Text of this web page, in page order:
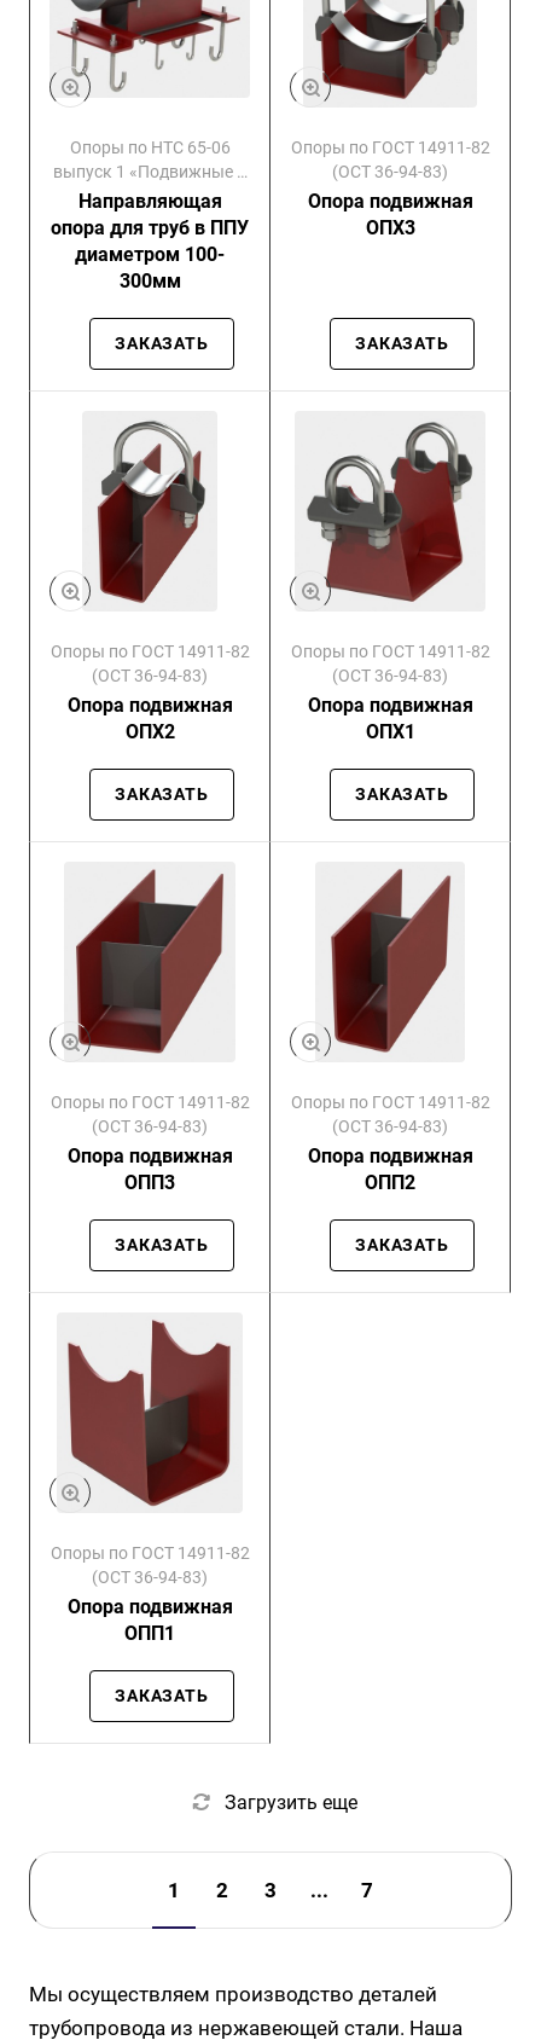
Опоры по НТС 65-06
выпуск 1 «Подвижные и
направляющие»
Направляющая
опора для труб в ППУ
диаметром 100-
300мм
ЗАКАЗАТЬ
Опоры по ГОСТ 14911-82
(ОСТ 36-94-83)
Опора подвижная
ОПХ3
ЗАКАЗАТЬ
Опоры по ГОСТ 14911-82
(ОСТ 36-94-83)
Опора подвижная
ОПХ2
ЗАКАЗАТЬ
Опоры по ГОСТ 14911-82
(ОСТ 36-94-83)
Опора подвижная
ОПХ1
ЗАКАЗАТЬ
Опоры по ГОСТ 14911-82
(ОСТ 36-94-83)
Опора подвижная
ОПП3
ЗАКАЗАТЬ
Опоры по ГОСТ 14911-82
(ОСТ 36-94-83)
Опора подвижная
ОПП2
ЗАКАЗАТЬ
Опоры по ГОСТ 14911-82
(ОСТ 36-94-83)
Опора подвижная
ОПП1
ЗАКАЗАТЬ
Загрузить еще
1 2 3 ... 7
Мы осуществляем производство деталей
трубопровода из нержавеющей стали. Наша